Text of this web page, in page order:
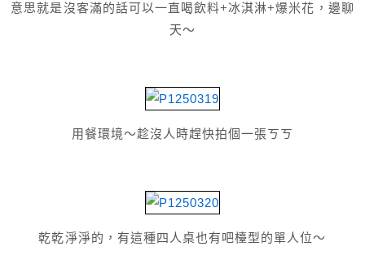
意思就是沒客滿的話可以一直喝飲料+冰淇淋+爆米花，邊聊
天～
用餐環境～趁沒人時趕快拍個一張ㄎㄎ
乾乾淨淨的，有這種四人桌也有吧檯型的單人位～